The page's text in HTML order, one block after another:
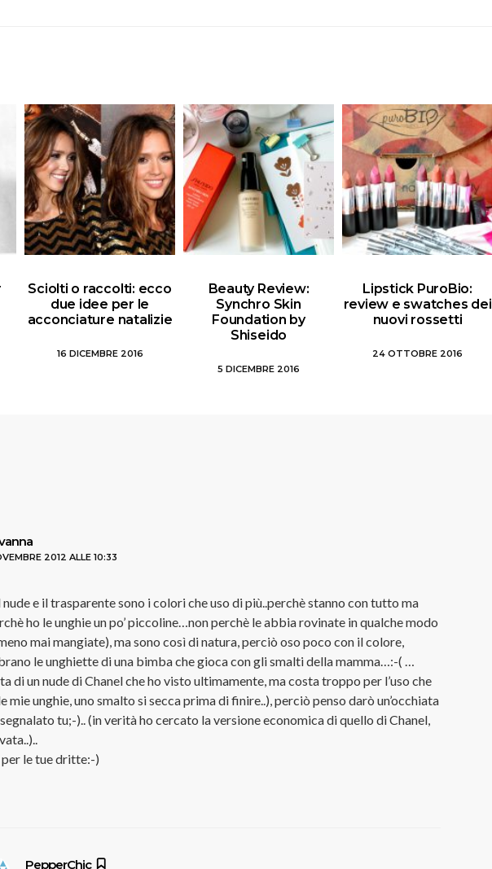
Sciolti o raccolti: ecco
due idee per le
acconciature natalizie
16 DICEMBRE 2016
Beauty Review:
Synchro Skin
Foundation by
Shiseido
5 DICEMBRE 2016
Lipstick PuroBio:
review e swatches dei
nuovi rossetti
24 OTTOBRE 2016
detto:
2012 ALLE 10:33
e il trasparente sono i colori che uso di più..perchè stanno con tutto ma
ho le unghie un po’ piccoline…non perchè le abbia rovinate in qualche modo
mai mangiate), ma sono così di natura, perciò oso poco con il colore,
le unghiette di una bimba che gioca con gli smalti della mamma…:-( …
di un nude di Chanel che ho visto ultimamente, ma costa troppo per l’uso che
mie unghie, uno smalto si secca prima di finire..), perciò penso darò un’occhiata
tu;-).. (in verità ho cercato la versione economica di quello di Chanel,
le tue dritte:-)
PepperChic